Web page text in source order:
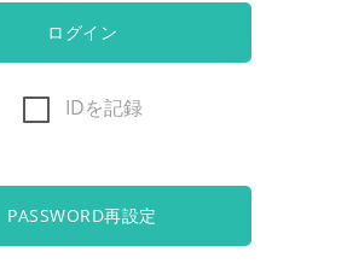
ログイン
IDを記録
PASSWORD再設定